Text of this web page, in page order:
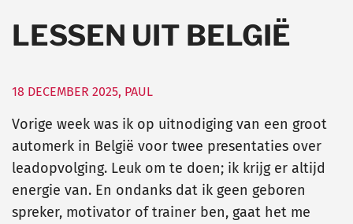
LESSEN UIT BELGIË
18 DECEMBER 2025, PAUL
Vorige week was ik op uitnodiging van een groot
automerk in België voor twee presentaties over
leadopvolging. Leuk om te doen; ik krijg er altijd
energie van. En ondanks dat ik geen geboren
spreker, motivator of trainer ben, gaat het me